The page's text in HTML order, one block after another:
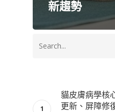
新趨勢
貓皮膚病學核
更新、屏障修